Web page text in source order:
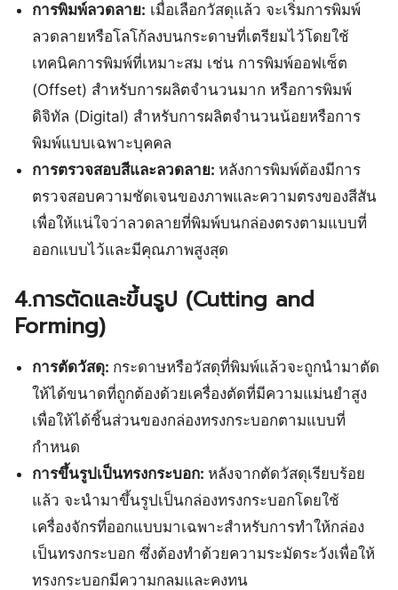
การพิมพ์ลวดลาย: เมื่อเลือกวัสดุแล้ว จะเริ่มการพิมพ์
ลวดลายหรือโลโก้ลงบนกระดาษที่เตรียมไว้โดยใช้
เทคนิคการพิมพ์ที่เหมาะสม เช่น การพิมพ์ออฟเซ็ต
(Offset) สำหรับการผลิตจำนวนมาก หรือการพิมพ์
ดิจิทัล (Digital) สำหรับการผลิตจำนวนน้อยหรือการ
พิมพ์แบบเฉพาะบุคคล
การตรวจสอบสีและลวดลาย: หลังการพิมพ์ต้องมีการ
ตรวจสอบความชัดเจนของภาพและความตรงของสีสัน
เพื่อให้แน่ใจว่าลวดลายที่พิมพ์บนกล่องตรงตามแบบที่
ออกแบบไว้และมีคุณภาพสูงสุด
4.การตัดและขึ้นรูป (Cutting and
Forming)
การตัดวัสดุ: กระดาษหรือวัสดุที่พิมพ์แล้วจะถูกนำมาตัด
ให้ได้ขนาดที่ถูกต้องด้วยเครื่องตัดที่มีความแม่นยำสูง
เพื่อให้ได้ชิ้นส่วนของกล่องทรงกระบอกตามแบบที่
กำหนด
การขึ้นรูปเป็นทรงกระบอก: หลังจากตัดวัสดุเรียบร้อย
แล้ว จะนำมาขึ้นรูปเป็นกล่องทรงกระบอกโดยใช้
เครื่องจักรที่ออกแบบมาเฉพาะสำหรับการทำให้กล่อง
เป็นทรงกระบอก ซึ่งต้องทำด้วยความระมัดระวังเพื่อให้
ทรงกระบอกมีความกลมและคงทน